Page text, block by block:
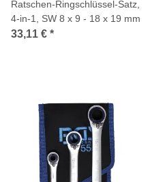
Ratschen-Ringschlüssel-Satz,
4-in-1, SW 8 x 9 - 18 x 19 mm
33,11 € *